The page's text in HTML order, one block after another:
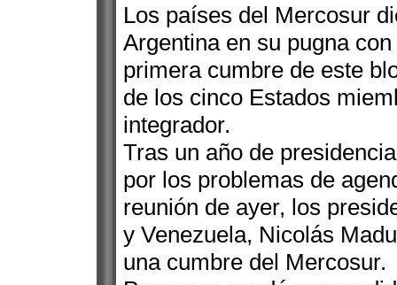
Los países del Mercosur
Argentina en su pugna
primera cumbre de este
de los cinco Estados
integrador.
Tras un año de
por los problemas de
reunión de ayer, los
y Venezuela, Nicolás
una cumbre del Mercosur.